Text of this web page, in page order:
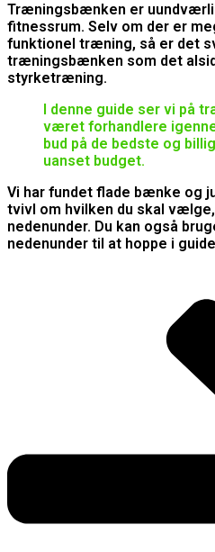
Træningsbænken er
fitnessrum. Selv om der er
funktionel træning, så er det
træningsbænken som det
styrketræning.
I denne guide ser vi på
været forhandlere
bud på de bedste og
uanset budget.
Vi har fundet flade bænke og
tvivl om hvilken du skal
nedenunder. Du kan også
nedenunder til at hoppe i